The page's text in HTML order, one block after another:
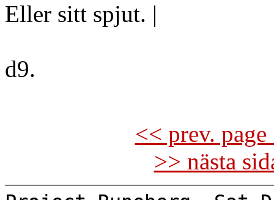
Eller sitt spjut. |
d9.
<< prev.
>> nästa